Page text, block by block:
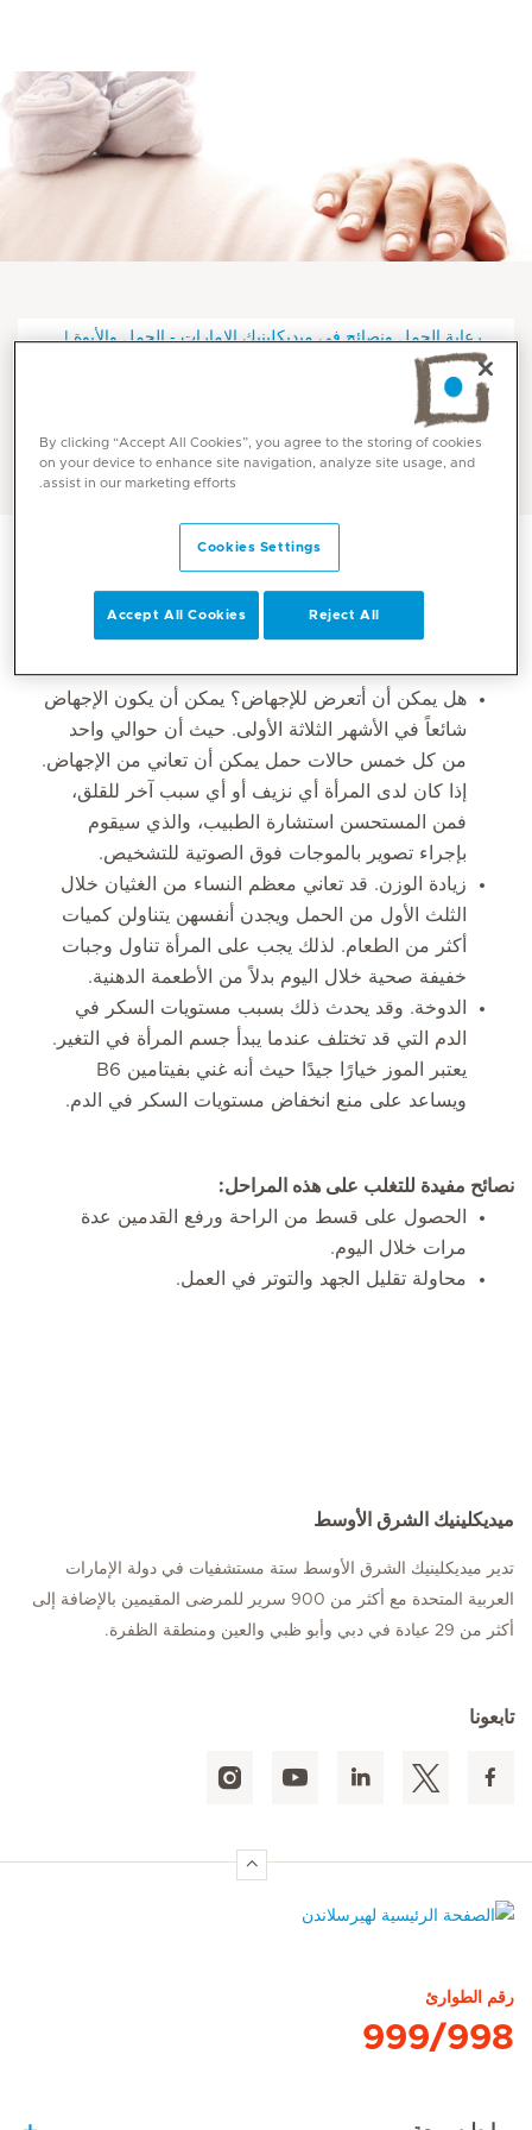
رعاية الحمل ونصائح في ميديكلينيك الإمارات - الحمل والأبوة |
ميديكلينيك الشرق الأوسط
توقعات الحمل في ميديكلينيك
هل يمكن أن أتعرض للإجهاض؟ يمكن أن يكون الإجهاض
شائعاً في الأشهر الثلاثة الأولى. حيث أن حوالي واحد
من كل خمس حالات حمل يمكن أن تعاني من الإجهاض.
إذا كان لدى المرأة أي نزيف أو أي سبب آخر للقلق،
فمن المستحسن استشارة الطبيب، والذي سيقوم
بإجراء تصوير بالموجات فوق الصوتية للتشخيص.
زيادة الوزن. قد تعاني معظم النساء من الغثيان خلال
الثلث الأول من الحمل ويجدن أنفسهن يتناولن كميات
أكثر من الطعام. لذلك يجب على المرأة تناول وجبات
خفيفة صحية خلال اليوم بدلاً من الأطعمة الدهنية.
الدوخة. وقد يحدث ذلك بسبب مستويات السكر في
الدم التي قد تختلف عندما يبدأ جسم المرأة في التغير.
يعتبر الموز خيارًا جيدًا حيث أنه غني بفيتامين B6
ويساعد على منع انخفاض مستويات السكر في الدم.
نصائح مفيدة للتغلب على هذه المراحل:
الحصول على قسط من الراحة ورفع القدمين عدة
مرات خلال اليوم.
محاولة تقليل الجهد والتوتر في العمل.
ميديكلينيك الشرق الأوسط
تدير ميديكلينيك الشرق الأوسط ستة مستشفيات في دولة الإمارات
العربية المتحدة مع أكثر من 900 سرير للمرضى المقيمين بالإضافة إلى
أكثر من 29 عيادة في دبي وأبو ظبي والعين ومنطقة الظفرة.
تابعونا
رقم الطوارئ
999/998
By clicking “Accept All Cookies”, you agree to the storing of cookies
on your device to enhance site navigation, analyze site usage, and
assist in our marketing efforts.
Cookies Settings
Reject All
Accept All Cookies